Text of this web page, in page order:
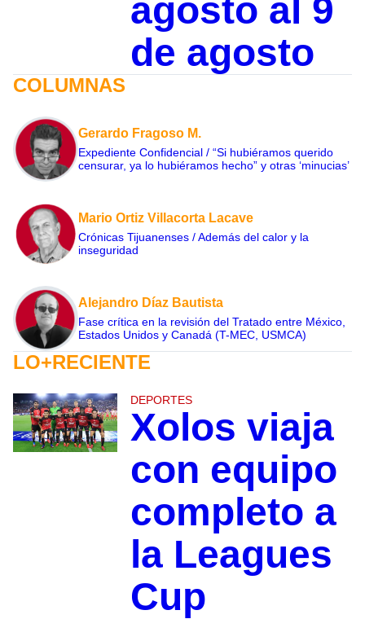
agosto al 9
de agosto
COLUMNAS
Gerardo Fragoso M.
Expediente Confidencial / “Si hubiéramos querido
censurar, ya lo hubiéramos hecho” y otras ‘minucias’
Mario Ortiz Villacorta Lacave
Crónicas Tijuanenses / Además del calor y la
inseguridad
Alejandro Díaz Bautista
Fase crítica en la revisión del Tratado entre México,
Estados Unidos y Canadá (T-MEC, USMCA)
LO+RECIENTE
DEPORTES
Xolos viaja
con equipo
completo a
la Leagues
Cup